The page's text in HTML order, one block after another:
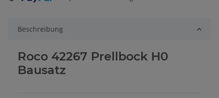
Beschreibung
Roco 42267 Prellbock H0
Bausatz